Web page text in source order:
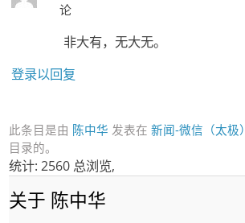
论
非大有，无大无。
登录以回复
此条目是由 陈中华 发表在新闻-微信（太极）
目录的。
统计: 2560 总浏览,
关于 陈中华